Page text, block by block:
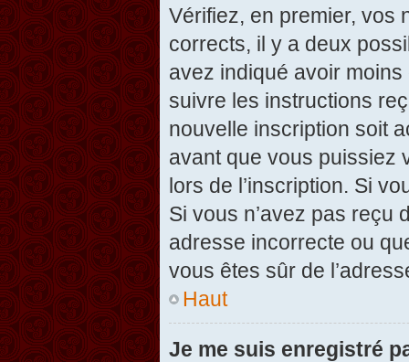
Vérifiez, en premier, vos
corrects, il y a deux
avez indiqué avoir
suivre les instructions
nouvelle inscription soit
avant que vous puissiez
lors de l’inscription. Si
Si vous n’avez pas reçu
adresse incorrecte ou
vous êtes sûr de
Haut
Je me suis enregistré